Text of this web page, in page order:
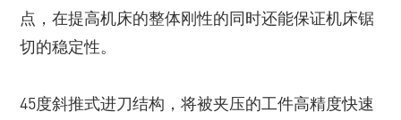
点，在提高机床的整体刚性的同时还能保证机床锯
切的稳定性。
45度斜推式进刀结构，将被夹压的工件高精度快速